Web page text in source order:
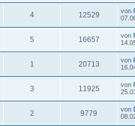
4 12529 von
5 16657 von
1 20713 von
3 11925 von
2 9779 von